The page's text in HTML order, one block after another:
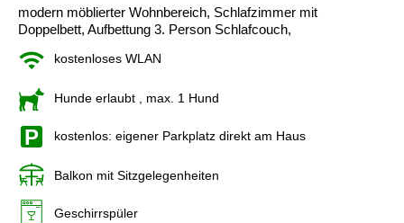
modern möblierter Wohnbereich, Schlafzimmer mit
Doppelbett, Aufbettung 3. Person Schlafcouch,
kostenloses WLAN
Hunde erlaubt , max. 1 Hund
kostenlos: eigener Parkplatz direkt am Haus
Balkon mit Sitzgelegenheiten
Geschirrspüler